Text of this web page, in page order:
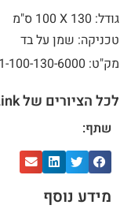
גודל: 130 X
100 ס"מ
טכניקה: שמן על בד
מק"ט: 1-100-130-6000
לכל הציורים של Link לחצו כאן
שתף:
מידע נוסף